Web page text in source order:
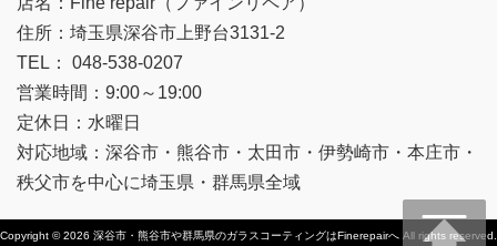
住所：埼玉県深谷市上野台3131-2
TEL： 048-538-0207
営業時間：9:00～19:00
定休日：水曜日
対応地域：深谷市・熊谷市・太田市・伊勢崎市・本庄市・
秩父市を中心に埼玉県・群馬県全域
Copyright © 2026 深谷市・熊谷市や群馬県のガラスコーティングはFinerepairへ All rights reserved.